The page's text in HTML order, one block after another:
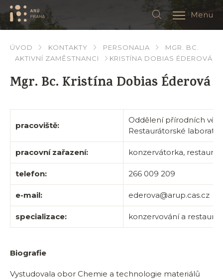
Menu
ÚVOD KONTAKTY
PERSONALIA
AKTIVNÍ ZAMĚSTNANCI
MGR. BC.
KRISTÍNA DOBIAS ÉDEROVÁ
Mgr. Bc. Kristína Dobias Éderová
pracoviště:
Oddělení přírodních
Restaurátorské
pracovní zařazení: konzervátorka,
telefon: 266 009 209
e-mail: ederova@arup.cas.cz
specializace: konzervování a
Biografie
Vystudovala obor Chemie a technologie materiálů